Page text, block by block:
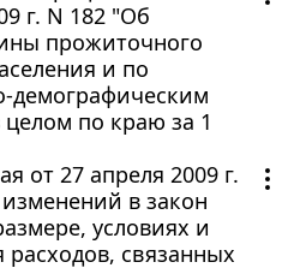
г. N 182 "Об
прожиточного
и по
демографическим
по краю за 1
от 27 апреля 2009 г.
в закон
условиях и
связанных